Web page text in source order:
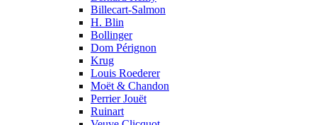
Billecart-Salmon
H. Blin
Bollinger
Dom Pérignon
Krug
Louis Roederer
Moët & Chandon
Perrier Jouët
Ruinart